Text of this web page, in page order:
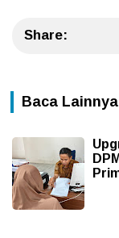
Share:
Baca Lainnya